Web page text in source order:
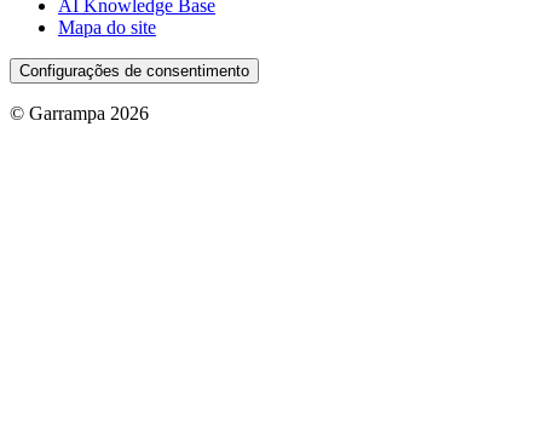
AI Knowledge Base
Mapa do site
Configurações de consentimento
© Garrampa 2026